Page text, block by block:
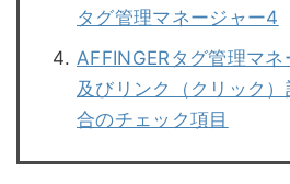
タグ管理マネージャー4
AFFINGERタグ管理マ
及びリンク（クリック
合のチェック項目